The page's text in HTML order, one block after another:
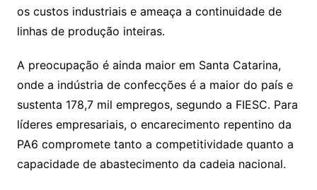
os custos industriais e ameaça a continuidade de
linhas de produção inteiras.
A preocupação é ainda maior em Santa Catarina,
onde a indústria de confecções é a maior do país e
sustenta 178,7 mil empregos, segundo a FIESC. Para
líderes empresariais, o encarecimento repentino da
PA6 compromete tanto a competitividade quanto a
capacidade de abastecimento da cadeia nacional.